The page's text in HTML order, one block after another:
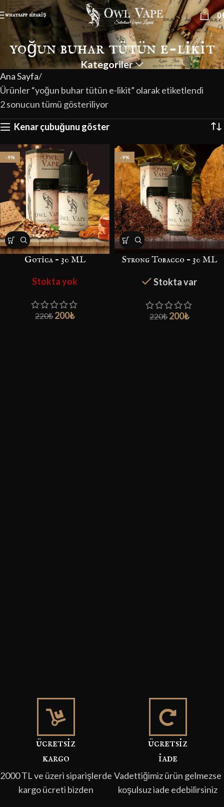
whatsapp sipariş 0 0
yoğun buhar tütün e-likit
Kategoriler
Ana Sayfa
Ürünler “yoğun buhar tütün e-likit” olarak etiketlendi
2 sonucun tümü gösteriliyor
Kenar çubuğunu göster
-9%
Gotica – 30 ML
Stokta yok
220₺ 200₺
-9%
Strong Tobacco – 30 ML
Stokta var
220₺ 200₺
ücretsi̇z
kargo
2000 TL ve üzeri siparişlerde
kargo ücreti bizden
ücretsi̇z
i̇ade
Vadettiğimiz ürün gelmezse
koşulsuz iade edebilirsiniz